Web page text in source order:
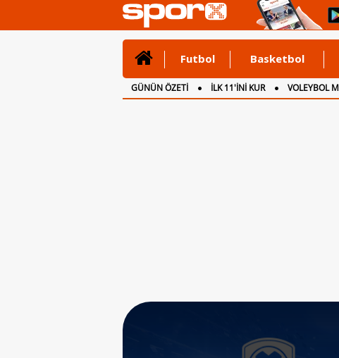
Futbol Basketbol
GÜNÜN ÖZETİ İLK 11'İNİ KUR VOLEYBOL
CANLI ANLATIM
İNGİLTERE